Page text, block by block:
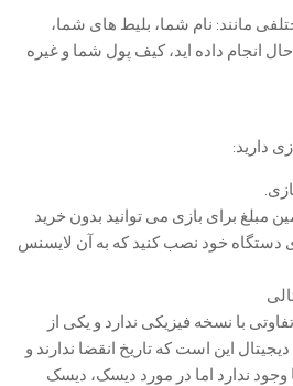
مانند: نام شما، بلیط های شما،
انجام داده اید، کیف پول شما و غیره
مبلغ برای بازی می توانید بدون خرید
دستگاه خود نصب کنید که به آن لایسنس
با نسخه فیزیکی ندارد و یکی از
این است که تاریخ انقضا ندارند و
ندارد اما در مورد دیسک، دیسک